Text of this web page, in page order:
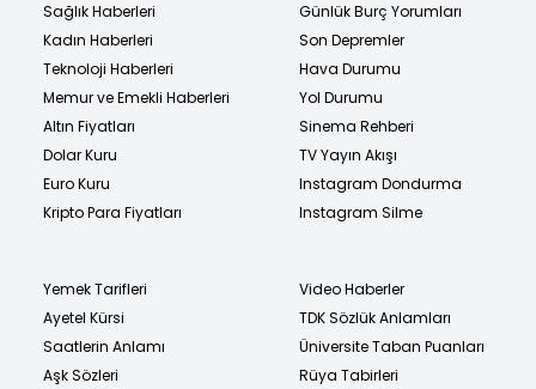
Sağlık Haberleri
Kadın Haberleri
Teknoloji Haberleri
Memur ve Emekli Haberleri
Altın Fiyatları
Dolar Kuru
Euro Kuru
Kripto Para Fiyatları
Günlük Burç Yorumları
Son Depremler
Hava Durumu
Yol Durumu
Sinema Rehberi
TV Yayın Akışı
Instagram Dondurma
Instagram Silme
Yemek Tarifleri
Ayetel Kürsi
Saatlerin Anlamı
Aşk Sözleri
Video Haberler
TDK Sözlük Anlamları
Üniversite Taban Puanları
Rüya Tabirleri